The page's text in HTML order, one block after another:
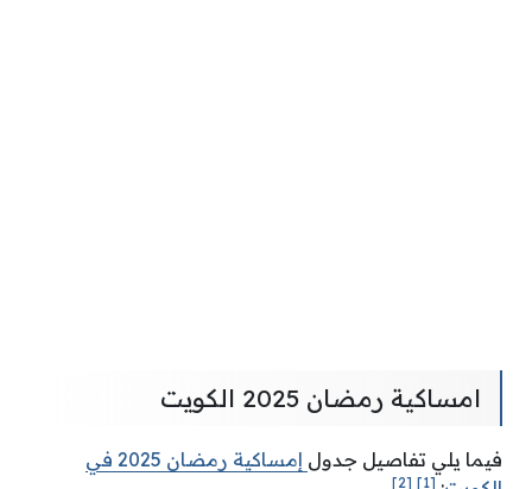
امساكية رمضان 2025 الكويت
فيما يلي تفاصيل جدول
إمساكية رمضان 2025 في
[1]
[2]